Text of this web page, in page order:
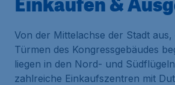
Von der Mittelachse der Stadt
Türmen des Kongressgebäudes
liegen in den Nord- und
zahlreiche Einkaufszentren mit